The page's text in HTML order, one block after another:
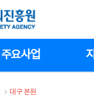
주요사업
>
대구 본원